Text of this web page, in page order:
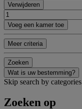
Verwijderen
Voeg een kamer toe
Meer criteria
Zoeken
Wat is uw bestemming?
Skip search by categories
Zoeken op